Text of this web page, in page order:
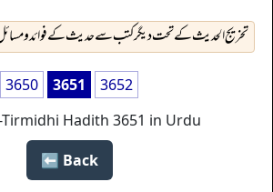
تخریج الحدیث کے تحت دیگر کتب سے حدیث کے فوائد و
3650 3651
3652
Hadith 3651 in Urdu
Back ⬅️